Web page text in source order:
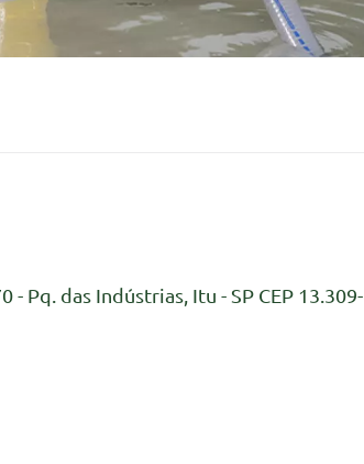
- Pq. das Indústrias, Itu - SP CEP 13.309-